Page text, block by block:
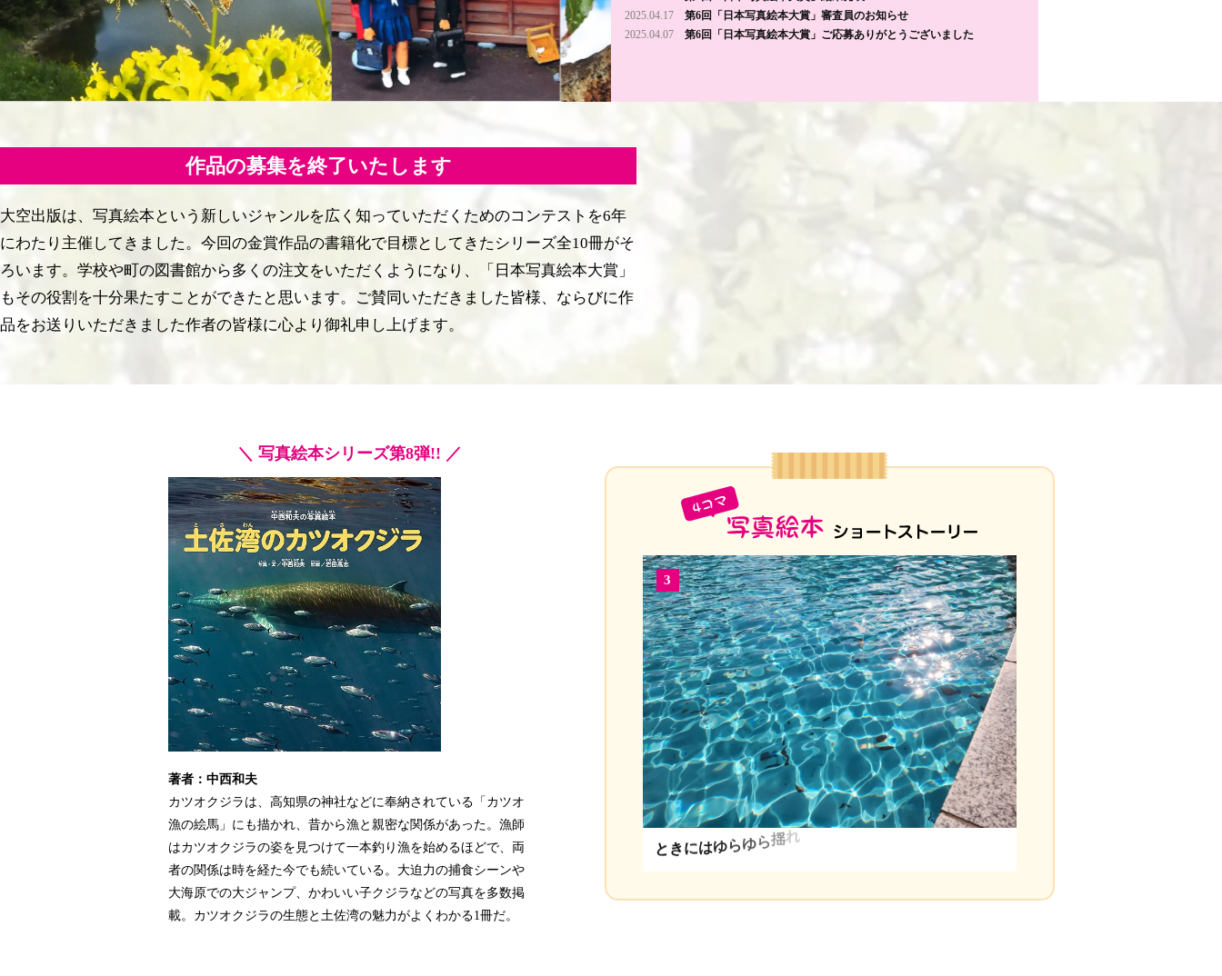
2025.04.17
第6回「日本写真絵本大賞」審査員のお知らせ
2025.04.07
第6回「日本写真絵本大賞」ご応募ありがとうございました
作品の募集を終了いたします
大空出版は、写真絵本という新しいジャンルを広く知っていただくためのコンテストを6年
にわたり主催してきました。今回の金賞作品の書籍化で目標としてきたシリーズ全10冊がそ
ろいます。学校や町の図書館から多くの注文をいただくようになり、「日本写真絵本大賞」
もその役割を十分果たすことができたと思います。ご賛同いただきました皆様、ならびに作
品をお送りいただきました作者の皆様に心より御礼申し上げます。
＼ 写真絵本シリーズ第8弾!! ／
著者：中西和夫
カツオクジラは、高知県の神社などに奉納されている「カツオ
漁の絵馬」にも描かれ、昔から漁と親密な関係があった。漁師
はカツオクジラの姿を見つけて一本釣り漁を始めるほどで、両
者の関係は時を経た今でも続いている。大迫力の捕食シーンや
大海原での大ジャンプ、かわいい子クジラなどの写真を多数掲
載。カツオクジラの生態と土佐湾の魅力がよくわかる1冊だ。
3
と きにはゆらゆら揺